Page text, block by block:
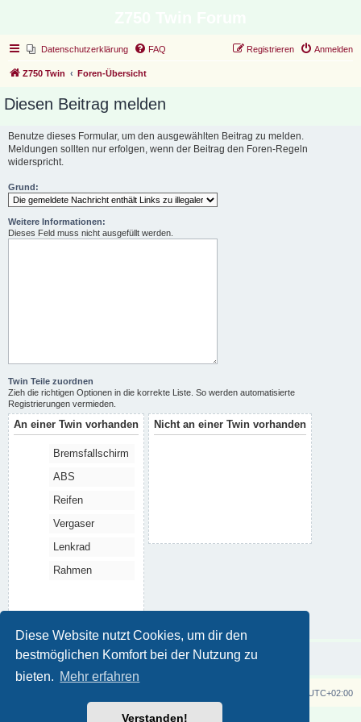
Diese Website nutzt Cookies, um dir den
bestmöglichen Komfort bei der Nutzung zu
bieten. Mehr erfahren
Verstanden!
Datenschutzerklärung FAQ Anmelden
Registrieren
Z750 Twin Foren-Übersicht
Diesen Beitrag melden
Benutze dieses Formular, um den ausgewählten Beitrag zu melden.
Meldungen sollten nur erfolgen, wenn der Beitrag den Foren-Regeln
widerspricht.
Grund:
Weitere Informationen:
Dieses Feld muss nicht ausgefüllt werden.
Twin Teile zuordnen
Zieh die richtigen Optionen in die korrekte Liste. So werden automatisierte
Registrierungen vermieden.
An einer Twin vorhanden
Bremsfallschirm
ABS
Reifen
Vergaser
Lenkrad
Rahmen
Nicht an einer Twin vorhanden
UTC+02:00
Powered byphpBB® Forum Software © phpBB Limited